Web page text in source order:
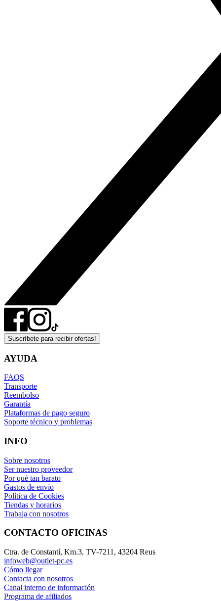
Suscríbete para recibir ofertas!
AYUDA
FAQS
Transporte
Reembolso
Garantía
Plataformas de pago seguro
Soporte técnico y problemas
INFO
Sobre nosotros
Ser nuestro proveedor
Por qué tan barato
Gastos de envío
Política de Cookies
Tiendas y horarios
Trabaja con nosotros
CONTACTO OFICINAS
Ctra. de Constantí, Km.3, TV-7211, 43204 Reus
infoweb@outlet-pc.es
Cómo llegar
Contacta con nosotros
Canal interno de información
Programa de afiliados